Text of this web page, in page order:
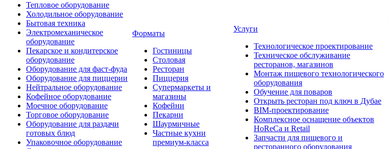
Тепловое оборудование
Холодильное оборудование
Бытовая техника
Электромеханическое
оборудование
Пекарское и кондитерское
оборудование
Оборудование для фаст-фуда
Оборудование для пиццерии
Нейтральное оборудование
Кофейное оборудование
Моечное оборудование
Торговое оборудование
Оборудование для раздачи
готовых блюд
Упаковочное оборудование
Форматы
Гостиницы
Столовая
Ресторан
Пиццерия
Супермаркеты и
магазины
Кофейни
Пекарни
Шаурмичные
Частные кухни
премиум-класса
Услуги
Технологическое проектирование
Техническое обслуживание
ресторанов, магазинов
Монтаж пищевого технологического
оборудования
Обучение для поваров
Открыть ресторан под ключ в Дубае
BIM-проектирование
Комплексное оснащение объектов
HoReCa и Retail
Запчасти для пищевого и
ресторанного оборудования